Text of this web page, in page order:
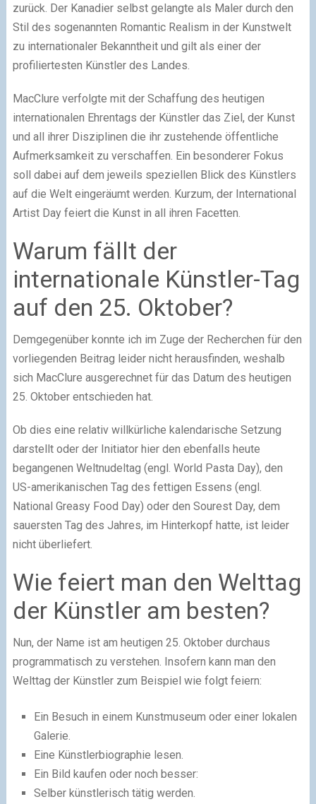
zurück. Der Kanadier selbst gelangte als Maler durch den
Stil des sogenannten Romantic Realism in der Kunstwelt
zu internationaler Bekanntheit und gilt als einer der
profiliertesten Künstler des Landes.
MacClure verfolgte mit der Schaffung des heutigen
internationalen Ehrentags der Künstler das Ziel, der Kunst
und all ihrer Disziplinen die ihr zustehende öffentliche
Aufmerksamkeit zu verschaffen. Ein besonderer Fokus
soll dabei auf dem jeweils speziellen Blick des Künstlers
auf die Welt eingeräumt werden. Kurzum, der International
Artist Day feiert die Kunst in all ihren Facetten.
Warum fällt der
internationale Künstler-Tag
auf den 25. Oktober?
Demgegenüber konnte ich im Zuge der Recherchen für den
vorliegenden Beitrag leider nicht herausfinden, weshalb
sich MacClure ausgerechnet für das Datum des heutigen
25. Oktober entschieden hat.
Ob dies eine relativ willkürliche kalendarische Setzung
darstellt oder der Initiator hier den ebenfalls heute
begangenen Weltnudeltag (engl. World Pasta Day), den
US-amerikanischen Tag des fettigen Essens (engl.
National Greasy Food Day) oder den Sourest Day, dem
sauersten Tag des Jahres, im Hinterkopf hatte, ist leider
nicht überliefert.
Wie feiert man den Welttag
der Künstler am besten?
Nun, der Name ist am heutigen 25. Oktober durchaus
programmatisch zu verstehen. Insofern kann man den
Welttag der Künstler zum Beispiel wie folgt feiern:
Ein Besuch in einem Kunstmuseum oder einer lokalen
Galerie.
Eine Künstlerbiographie lesen.
Ein Bild kaufen oder noch besser:
Selber künstlerisch tätig werden.